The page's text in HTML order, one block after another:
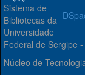
Sistema de
Bibliotecas da
Universidade
Federal de Sergipe
Núcleo de